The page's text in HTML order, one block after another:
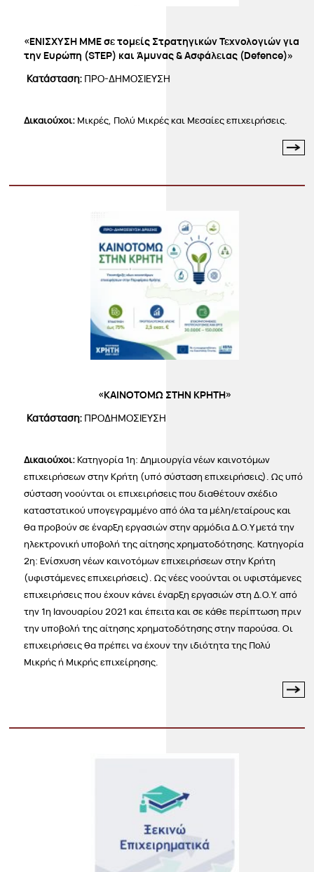
«ΕΝΙΣΧΥΣΗ ΜΜΕ σε τομείς Στρατηγικών Τεχνολογιών για
την Ευρώπη (STEP) και Άμυνας & Ασφάλειας (Defence)»
Κατάσταση: ΠΡΟ-ΔΗΜΟΣΙΕΥΣΗ
Δικαιούχοι: Μικρές, Πολύ Μικρές και Μεσαίες επιχειρήσεις.
«ΚΑΙΝΟΤΟΜΩ ΣΤΗΝ ΚΡΗΤΗ»
Κατάσταση: ΠΡΟΔΗΜΟΣΙΕΥΣΗ
Δικαιούχοι:Κατηγορία 1η: Δημιουργία νέων καινοτόμων
επιχειρήσεων στην Κρήτη (υπό σύσταση επιχειρήσεις). Ως υπό
σύσταση νοούνται οι επιχειρήσεις που διαθέτουν σχέδιο
καταστατικού υπογεγραμμένο από όλα τα μέλη/εταίρους και
θα προβούν σε έναρξη εργασιών στην αρμόδια Δ.Ο.Υ μετά την
ηλεκτρονική υποβολή της αίτησης χρηματοδότησης. Κατηγορία
2η: Ενίσχυση νέων καινοτόμων επιχειρήσεων στην Κρήτη
(υφιστάμενες επιχειρήσεις). Ως νέες νοούνται οι υφιστάμενες
επιχειρήσεις που έχουν κάνει έναρξη εργασιών στη Δ.Ο.Υ. από
την 1η Ιανουαρίου 2021 και έπειτα και σε κάθε περίπτωση πριν
την υποβολή της αίτησης χρηματοδότησης στην παρούσα. Οι
επιχειρήσεις θα πρέπει να έχουν την ιδιότητα της Πολύ
Μικρής ή Μικρής επιχείρησης.